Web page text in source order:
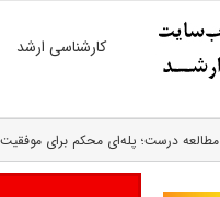
کارشناسی ارشد
مطالعه درست؛ پله‌ای محکم برای